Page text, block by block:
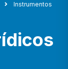
Instrumentos